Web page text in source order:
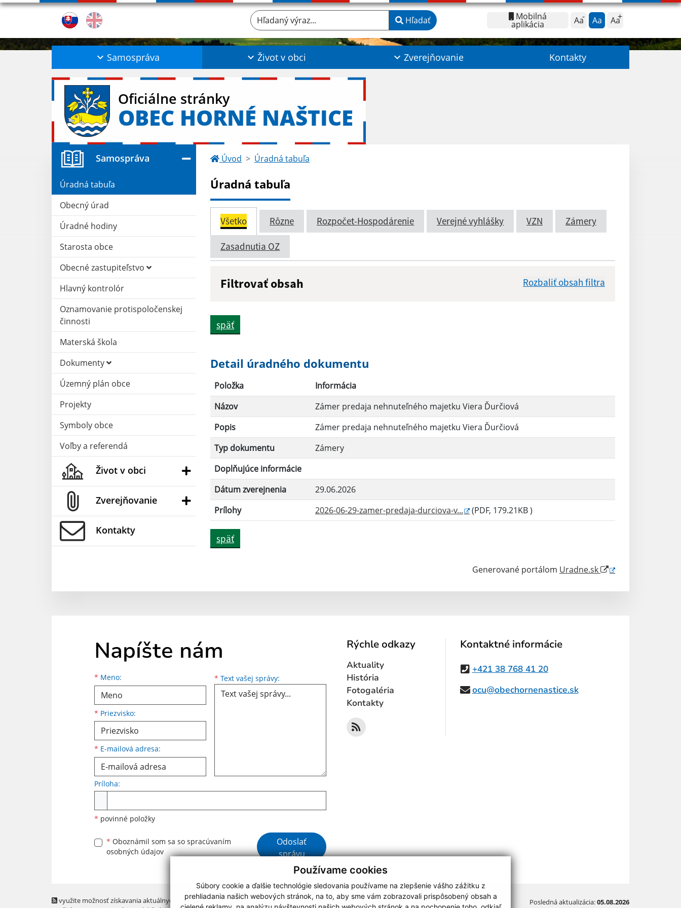
Používame cookies
Súbory cookie a ďalšie technológie sledovania používame na zlepšenie vášho zážitku z
prehliadania našich webových stránok, na to, aby sme vám zobrazovali prispôsobený obsah a
Mobilná
aplikácia Aa Aa Aa
Hľadaný výraz... Hľadať
Samospráva Život v obci Zverejňovanie Kontakty
Oficiálne stránky
OBEC HORNÉ NAŠTICE
Samospráva
Úradná tabuľa
Obecný úrad
Úradné hodiny
Starosta obce
Obecné zastupiteľstvo
Hlavný kontrolór
Oznamovanie protispoločenskej
činnosti
Materská škola
Dokumenty
Územný plán obce
Projekty
Symboly obce
Voľby a referendá
Život v obci
Zverejňovanie
Kontakty
Úvod Úradná tabuľa
Úradná tabuľa
Všetko Rôzne Rozpočet-Hospodárenie Verejné vyhlášky VZN Zámery
Zasadnutia OZ
Filtrovať obsah Rozbaliť obsah filtra
Filtrovať Reset
späť
Detail úradného dokumentu
Položka
Informácia
Názov
Zámer predaja nehnuteľného majetku Viera Ďurčiová
Popis
Zámer predaja nehnuteľného majetku Viera Ďurčiová
Typ dokumentu
Zámery
Doplňujúce informácie
Dátum zverejnenia
29.06.2026
Prílohy
2026-06-29-zamer-predaja-durciova-v... (PDF, 179.21KB )
späť
Generované portálom Uradne.sk
Napíšte nám
* Meno:
Meno
* Priezvisko:
Priezvisko
* E-mailová adresa:
E-mailová adresa * Text vašej správy: Text vašej správy...
Príloha:
* povinné položky
* Oboznámil som sa so spracúvaním
osobných údajov
Google reCaptcha Response
Odoslať
správu
Rýchle odkazy
Aktuality
História
Fotogaléria
Kontakty
Kontaktné informácie
+421 38 768 41 20
ocu@obechornenastice.sk
využite možnosť získavania aktuálnych informácií s
Posledná aktualizácia:05.08.2026